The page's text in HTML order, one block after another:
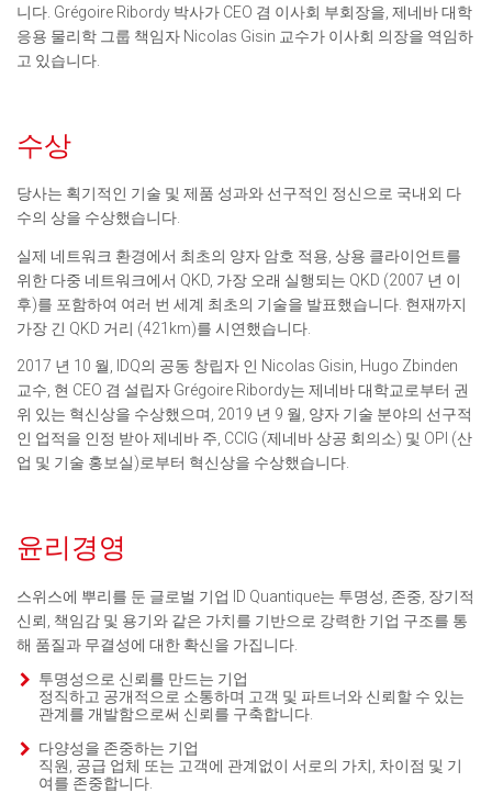
니다. Grégoire Ribordy 박사가 CEO 겸 이사회 부회장을, 제네바 대학
응용 물리학 그룹 책임자 Nicolas Gisin 교수가 이사회 의장을 역임하
고 있습니다.
수상
당사는 획기적인 기술 및 제품 성과와 선구적인 정신으로 국내외 다
수의 상을 수상했습니다.
실제 네트워크 환경에서 최초의 양자 암호 적용, 상용 클라이언트를
위한 다중 네트워크에서 QKD, 가장 오래 실행되는 QKD (2007 년 이
후)를 포함하여 여러 번 세계 최초의 기술을 발표했습니다. 현재까지
가장 긴 QKD 거리 (421km)를 시연했습니다.
2017 년 10 월, IDQ의 공동 창립자 인 Nicolas Gisin, Hugo Zbinden
교수, 현 CEO 겸 설립자 Grégoire Ribordy는 제네바 대학교로부터 권
위 있는 혁신상을 수상했으며, 2019 년 9 월, 양자 기술 분야의 선구적
인 업적을 인정 받아 제네바 주, CCIG (제네바 상공 회의소) 및 OPI (산
업 및 기술 홍보실)로부터 혁신상을 수상했습니다.
윤리경영
스위스에 뿌리를 둔 글로벌 기업 ID Quantique는 투명성, 존중, 장기적
신뢰, 책임감 및 용기와 같은 가치를 기반으로 강력한 기업 구조를 통
해 품질과 무결성에 대한 확신을 가집니다.
투명성으로 신뢰를 만드는 기업
정직하고 공개적으로 소통하며 고객 및 파트너와 신뢰할 수 있는
관계를 개발함으로써 신뢰를 구축합니다.
다양성을 존중하는 기업
직원, 공급 업체 또는 고객에 관계없이 서로의 가치, 차이점 및 기
여를 존중합니다.